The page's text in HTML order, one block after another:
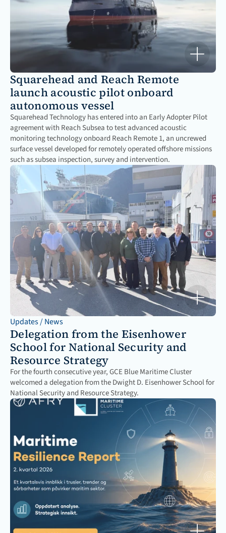
Squarehead and Reach Remote
launch acoustic pilot onboard
autonomous vessel
Squarehead Technology has entered into an Early Adopter Pilot
agreement with Reach Subsea to test advanced acoustic
monitoring technology onboard Reach Remote 1, an uncrewed
surface vessel developed for remotely operated offshore missions
such as subsea inspection, survey and intervention.
Updates / News
Delegation from the Eisenhower
School for National Security and
Resource Strategy
For the fourth consecutive year, GCE Blue Maritime Cluster
welcomed a delegation from the Dwight D. Eisenhower School for
National Security and Resource Strategy.